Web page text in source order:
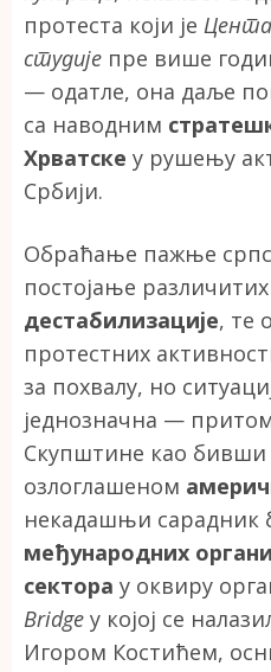
протеста који је
студије пре више
— одатле, она даље
са наводним
Хрватске у рушењу
Србији.
Обраћање пажње
постојање различитих
дестабилизације, те
протестних
за похвалу, но
једнозначна —
Скупштине као бивши
озлоглашеном
некадашњи сарадник
међународних
сектора у оквиру
Bridge у којој се
Игором Костићем,